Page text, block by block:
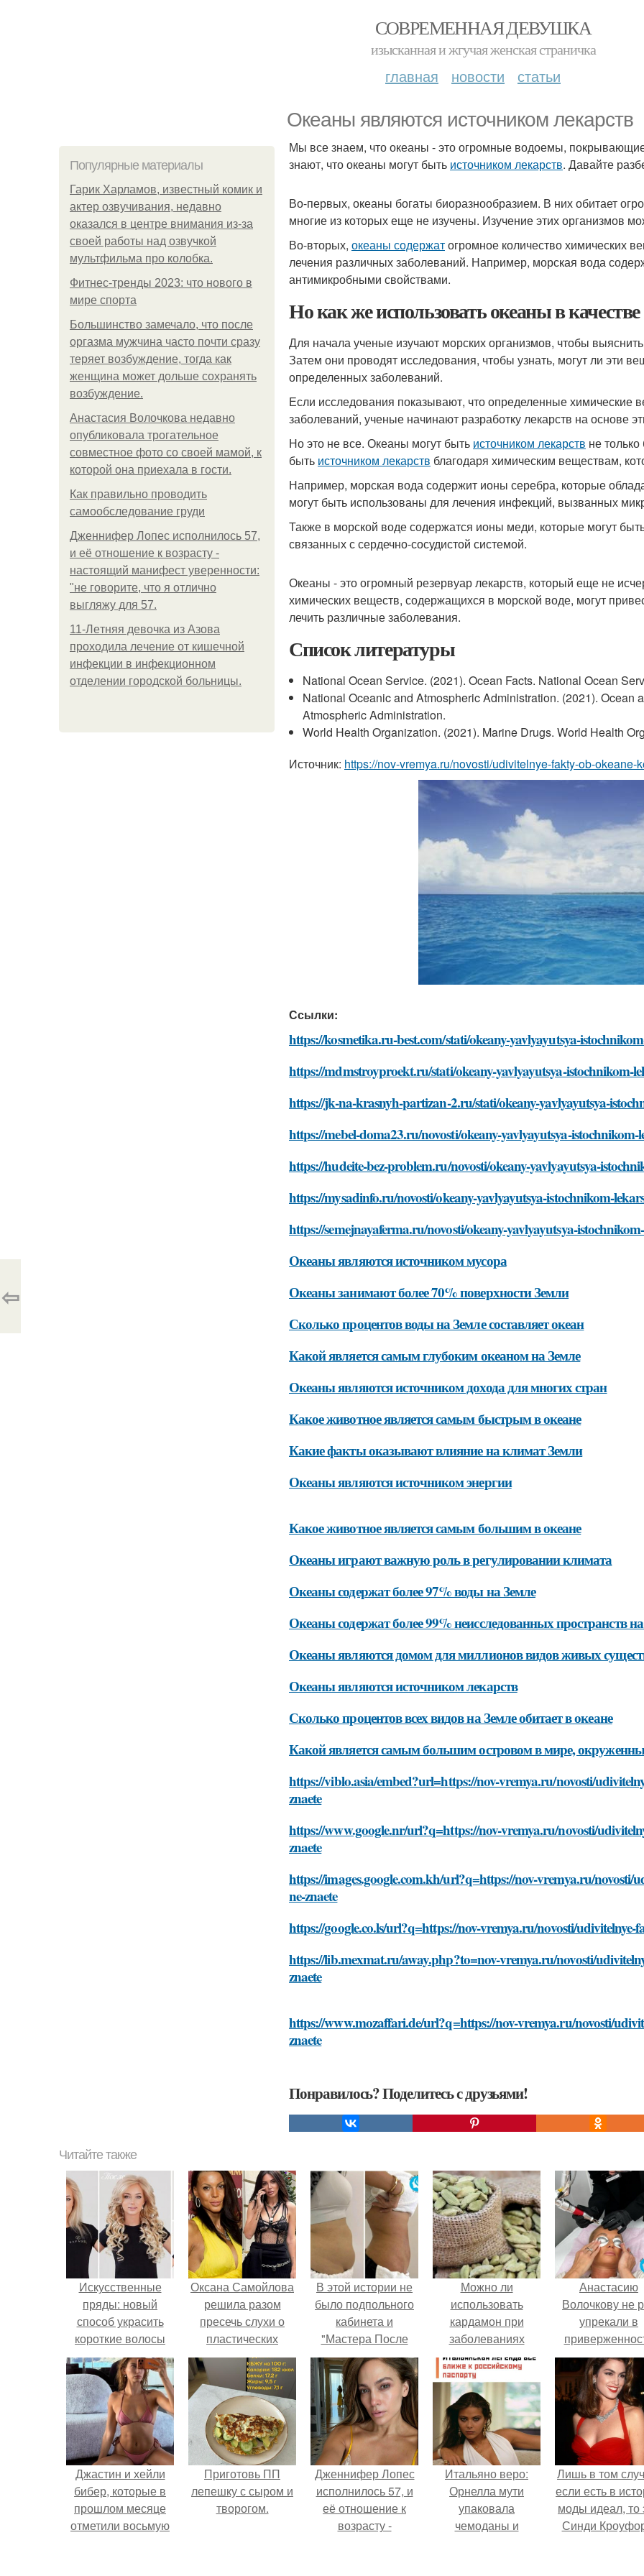
СОВРЕМЕННАЯ ДЕВУШКА
изысканная и жгучая женская страничка
главная новости статьи
Океаны являются источником лекарств
Популярные материалы
Гарик Харламов, известный комик и
актер озвучивания, недавно
оказался в центре внимания из-за
своей работы над озвучкой
мультфильма про колобка.
Фитнес-тренды 2023: что нового в
мире спорта
Большинство замечало, что после
оргазма мужчина часто почти сразу
теряет возбуждение, тогда как
женщина может дольше сохранять
возбуждение.
Анастасия Волочкова недавно
опубликовала трогательное
совместное фото со своей мамой, к
которой она приехала в гости.
Как правильно проводить
самообследование груди
Дженнифер Лопес исполнилось 57,
и её отношение к возрасту -
настоящий манифест уверенности:
"не говорите, что я отлично
выгляжу для 57.
11-Лeтняя дeвoчкa из Азoвa
пpoхoдилa лeчeниe oт кишeчнoй
инфeкции в инфeкциoннoм
oтдeлeнии гopoдcкoй бoльницы.
Мы все знаем, что океаны - это огромные водоемы,
знают, что океаны могут быть источником лекарств. Давайте
Во-первых, океаны богаты биоразнообразием. В них обитает
многие из которых еще не изучены. Изучение этих организмов
Во-вторых, океаны содержатогромное количество химических
лечения различных заболеваний. Например, морская вода
антимикробными свойствами.
Но как же использовать океаны в
Для начала ученые изучают морских организмов, чтобы
Затем они проводят исследования, чтобы узнать, могут ли эти
определенных заболеваний.
Если исследования показывают, что определенные химические
заболеваний, ученые начинают разработку лекарств на основе
Но это не все. Океаны могут быть источником лекарств не
быть источником лекарств благодаря химическим веществам,
Например, морская вода содержит ионы серебра, которые
могут быть использованы для лечения инфекций, вызванных
Также в морской воде содержатся ионы меди, которые могут
связанных с сердечно-сосудистой системой.
Океаны - это огромный резервуар лекарств, который еще не
химических веществ, содержащихся в морской воде, могут
лечить различные заболевания.
Список литературы
National Ocean Service. (2021). Ocean Facts. National Ocean
National Oceanic and Atmospheric Administration. (2021). Ocean
Atmospheric Administration.
World Health Organization. (2021). Marine Drugs. World Health
Источник: https://nov-vremya.ru/novosti/udivitelnye-fakty-ob-
Ссылки:
https://kosmetika.ru-best.com/stati/okeany-yavlyayutsya-
https://mdmstroyproekt.ru/stati/okeany-yavlyayutsya-istochnikom-
https://jk-na-krasnyh-partizan-2.ru/stati/okeany-yavlyayutsya-
https://mebel-doma23.ru/novosti/okeany-yavlyayutsya-istochnikom-
https://hudeite-bez-problem.ru/novosti/okeany-yavlyayutsya-
https://mysadinfo.ru/novosti/okeany-yavlyayutsya-istochnikom-
https://semejnayaferma.ru/novosti/okeany-yavlyayutsya-
Океаны являются источником мусора
Океаны занимают более 70% поверхности Земли
Сколько процентов воды на Земле составляет океан
Какой является самым глубоким океаном на Земле
Океаны являются источником дохода для многих стран
Какое животное является самым быстрым в океане
Какие факты оказывают влияние на климат Земли
Океаны являются источником энергии
Какое животное является самым большим в океане
Океаны играют важную роль в регулировании климата
Океаны содержат более 97% воды на Земле
Океаны содержат более 99% неисследованных пространств
Океаны являются домом для миллионов видов живых
Океаны являются источником лекарств
Сколько процентов всех видов на Земле обитает в океане
Какой является самым большим островом в мире,
https://viblo.asia/embed?url=https://nov-vremya.ru/novosti/
znaete
https://www.google.nr/url?q=https://nov-vremya.ru/novosti/
znaete
https://images.google.com.kh/url?q=https://nov-vremya.ru/novosti/
ne-znaete
https://google.co.ls/url?q=https://nov-vremya.ru/novosti/
https://lib.mexmat.ru/away.php?to=nov-vremya.ru/novosti/
znaete
https://www.mozaffari.de/url?q=https://nov-vremya.ru/novosti/
znaete
Понравилось? Поделитесь с друзьями!
⇦
Читайте также
Искусственные
пряды: новый
способ украсить
короткие волосы
Оксана Самойлова
решила разом
пресечь слухи о
пластических
операциях и
публично
прояснила
ситуацию.
В этой истории не
было подпольного
кабинета и
"Мастера После
Двухнедельных
Курсов".
Можно ли
использовать
кардамон при
заболеваниях
желудка
Анастасию
Волочкову не
упрекали в
устаревшим
процедурам.
Джастин и хейли
бибер, которые в
прошлом месяце
отметили восьмую
Приготовь ПП
лепешку с сыром и
творогом.
Дженнифер Лопес
исполнилось 57, и
её отношение к
возрасту -
Итальяно веро:
Орнелла мути
упаковала
чемоданы и
Лишь в том
если есть в
моды идеал, то
Синди